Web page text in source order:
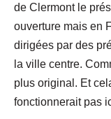
de Clermont le
ouverture mais en
dirigées par des
la ville centre.
plus original. Et
fonctionnerait pas